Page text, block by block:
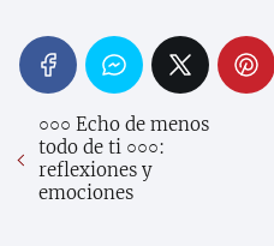
○○○ Echo de menos
todo de ti ○○○:
reflexiones y
emociones